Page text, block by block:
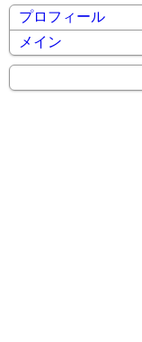
プロフィール
メイン